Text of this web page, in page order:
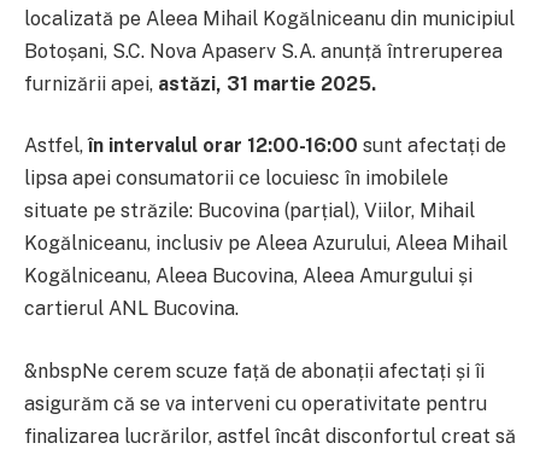
localizată pe Aleea Mihail Kogălniceanu din municipiul
Botoșani, S.C. Nova Apaserv S.A. anunță întreruperea
furnizării apei, astăzi, 31 martie 2025.
Astfel,în intervalul orar 12:00-16:00 sunt afectați de
lipsa apei consumatorii ce locuiesc în imobilele
situate pe străzile: Bucovina (parțial), Viilor, Mihail
Kogălniceanu, inclusiv pe Aleea Azurului, Aleea Mihail
Kogălniceanu, Aleea Bucovina, Aleea Amurgului și
cartierul ANL Bucovina.
&nbspNe cerem scuze față de abonații afectați și îi
asigurăm că se va interveni cu operativitate pentru
finalizarea lucrărilor, astfel încât disconfortul creat să